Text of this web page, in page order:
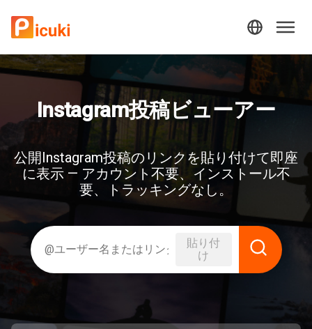
Instagram投稿ビューアー
公開Instagram投稿のリンクを貼り付けて即座
に表示 — アカウント不要、インストール不
要、トラッキングなし。
貼り付
け